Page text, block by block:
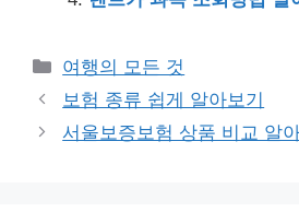
Categories
여행의 모든 것
Post
navigation
보험 종류 쉽게 알아보기
서울보증보험 상품 비교 알